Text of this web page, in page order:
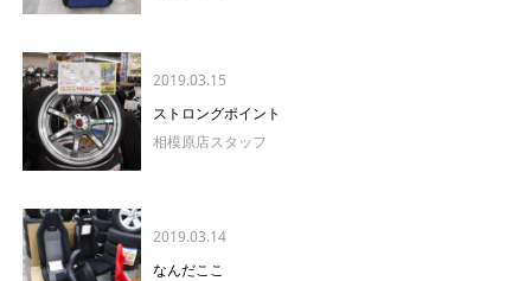
2019.03.15
ストロングポイント
相模原店スタッフ
2019.03.14
なんだここ